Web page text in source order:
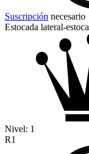
Suscripción necesario
Estocada lateral-
Nivel: 1
R1